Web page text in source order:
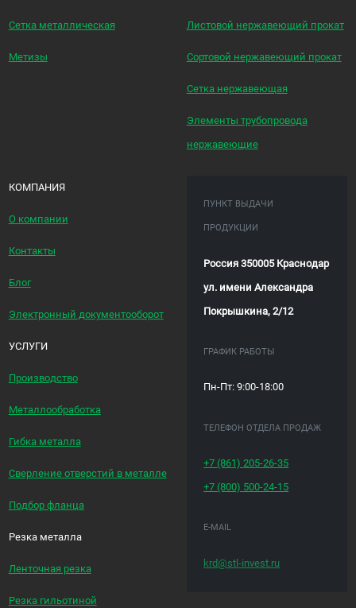
Сетка металлическая
Метизы
Листовой нержавеющий прокат
Сортовой нержавеющий прокат
Сетка нержавеющая
Элементы трубопровода
нержавеющие
КОМПАНИЯ
О компании
Контакты
Блог
Электронный документооборот
УСЛУГИ
Производство
Металлообработка
Гибка металла
Сверление отверстий в металле
Подбор фланца
Резка металла
Ленточная резка
Резка гильотиной
ПУНКТ ВЫДАЧИ
ПРОДУКЦИИ
Россия 350005 Краснодар
ул. имени Александра
Покрышкина, 2/12
ГРАФИК РАБОТЫ
Пн-Пт: 9:00-18:00
ТЕЛЕФОН ОТДЕЛА ПРОДАЖ
+7 (861)205-26-35
+7 (800) 500-24-15
E-MAIL
krd@stl-invest.ru